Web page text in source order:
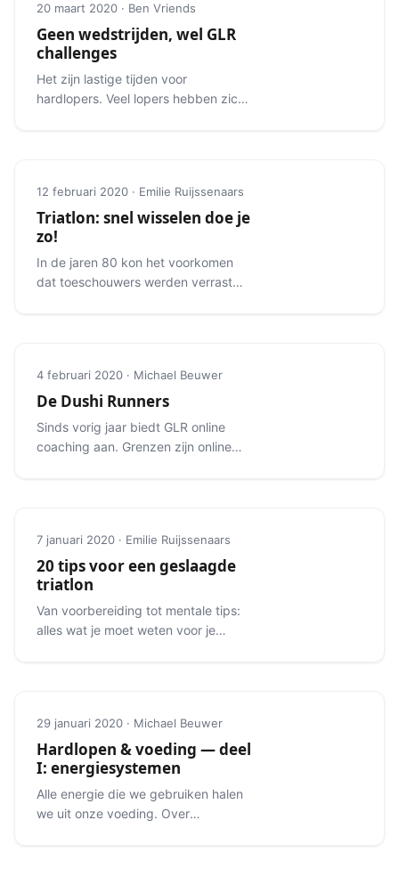
20 maart 2020 · Ben Vriends
Geen wedstrijden, wel GLR
challenges
Het zijn lastige tijden voor
hardlopers. Veel lopers hebben zich
12 februari 2020 · Emilie Ruijssenaars
Triatlon: snel wisselen doe je
zo!
In de jaren 80 kon het voorkomen
dat toeschouwers werden verrast
4 februari 2020 · Michael Beuwer
De Dushi Runners
Sinds vorig jaar biedt GLR online
coaching aan. Grenzen zijn online
7 januari 2020 · Emilie Ruijssenaars
20 tips voor een geslaagde
triatlon
Van voorbereiding tot mentale tips:
alles wat je moet weten voor je
29 januari 2020 · Michael Beuwer
Hardlopen & voeding — deel
I: energiesystemen
Alle energie die we gebruiken halen
we uit onze voeding. Over